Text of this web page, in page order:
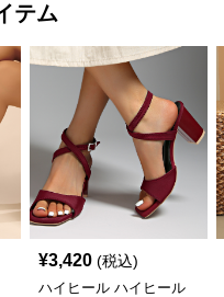
テム
¥3,420 (税込)
ハイヒール ハイヒール